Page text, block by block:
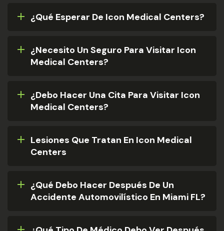
¿Qué Esperar De Icon Medical Centers?
¿Necesito Un Seguro Para Visitar Icon
Medical Centers?
¿Debo Hacer Una Cita Para Visitar Icon
Medical Centers?
Lesiones Que Tratan En Icon Medical
Centers
¿Qué Debo Hacer Después De Un
Accidente Automovilístico En Miami FL?